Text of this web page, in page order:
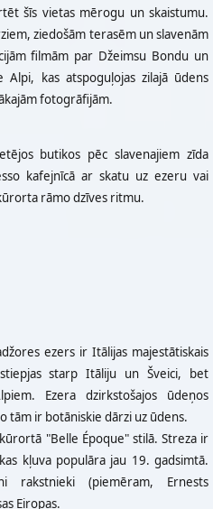
šīs vietas mērogu un skaistumu.
ziedošām terasēm un slavenām
filmām par Džeimsu Bondu un
Alpi, kas atspoguļojas zilajā ūdens
fotogrāfijām.
butikos pēc slavenajiem zīda
kafejnīcā ar skatu uz ezeru vai
rāmo dzīves ritmu.
ezers ir Itālijas majestātiskais
starp Itāliju un Šveici, bet
Ezera dzirkstošajos ūdeņos
tām ir botāniskie dārzi uz ūdens.
"Belle Époque" stilā. Streza ir
kļuva populāra jau 19. gadsimtā.
rakstnieki (piemēram, Ernests
Eiropas.